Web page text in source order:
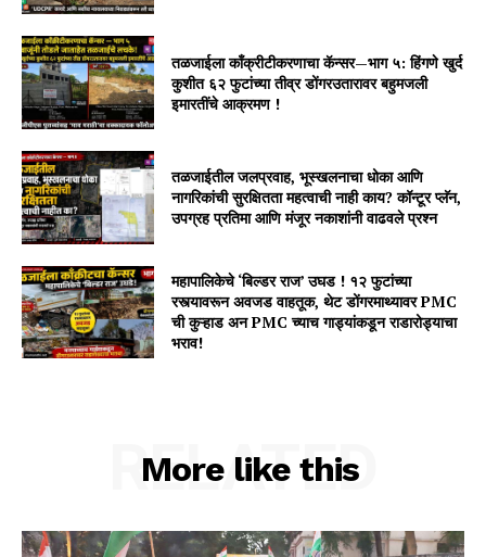
तळजाईला काँक्रीटीकरणाचा कॅन्सर—भाग ५: हिंगणे खुर्द
कुशीत ६२ फुटांच्या तीव्र डोंगरउतारावर बहुमजली
इमारतींचे आक्रमण !
तळजाईतील जलप्रवाह, भूस्खलनाचा धोका आणि
नागरिकांची सुरक्षितता महत्वाची नाही काय? कॉन्टूर प्लॅन,
उपग्रह प्रतिमा आणि मंजूर नकाशांनी वाढवले प्रश्न
महापालिकेचे ‘बिल्डर राज’ उघड ! १२ फुटांच्या
रस्त्यावरून अवजड वाहतूक, थेट डोंगरमाथ्यावर PMC
ची कुऱ्हाड अन PMC च्याच गाड्यांकडून राडारोड्याचा
भराव!
More like this
RELATED